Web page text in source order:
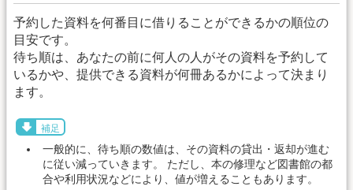
予約した資料を何番目に借りることができるかの順位の
目安です。
待ち順は、あなたの前に何人の人がその資料を予約して
いるかや、提供できる資料が何冊あるかによって決まり
ます。
補足
一般的に、待ち順の数値は、その資料の貸出・返却が進む
に従い減っていきます。 ただし、本の修理など図書館の都
合や利用状況などにより、値が増えることもあります。